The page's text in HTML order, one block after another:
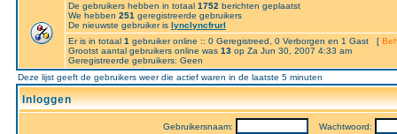
De gebruikers hebben in totaal 1752 berichten geplaatst
We hebben 251 geregistreerde gebruikers
De nieuwste gebruiker is lynclyncfrurl
Er is in totaal 1 gebruiker online :: 0 Geregistreed, 0 Verborgen en 1 Gast [
Grootst aantal gebruikers online was 13 op Za Jun 30, 2007 4:33 am
Geregistreerde gebruikers: Geen
Deze lijst geeft de gebruikers weer die actief waren in de laatste 5 minuten
Inloggen
Gebruikersnaam: Wachtwoord: